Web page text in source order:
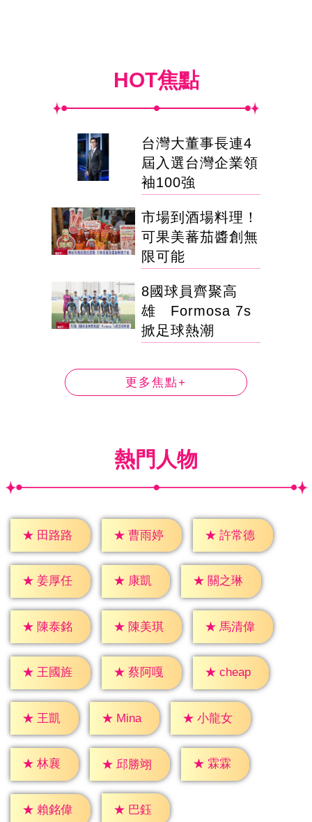
HOT焦點
台灣大董事長連4
屆入選台灣企業領
袖100強
市場到酒場料理！
可果美蕃茄醬創無
限可能
8國球員齊聚高
雄 Formosa 7s
掀足球熱潮
更多焦點+
熱門人物
★ 田路路 ★ 曹雨婷 ★ 許常德
★ 姜厚任 ★ 康凱 ★ 關之琳
★ 陳泰銘 ★ 陳美琪 ★ 馬清偉
★ 王國旌 ★ 蔡阿嘎 ★ cheap
★ 王凱 ★ Mina ★ 小龍女
★ 林襄 ★ 邱勝翊 ★ 霖霖
★ 賴銘偉 ★ 巴鈺